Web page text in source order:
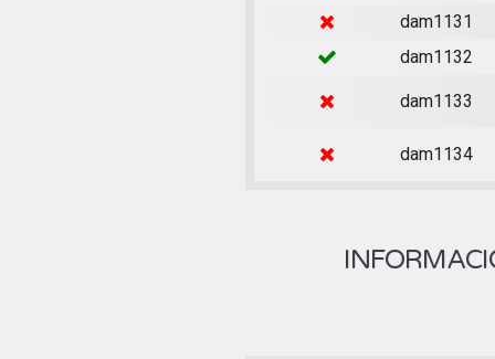
dam1131
dam1132
dam1133
dam1134